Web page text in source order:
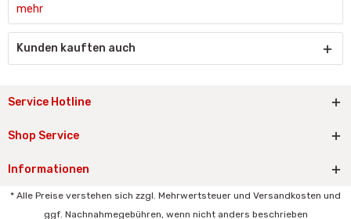
mehr
Kunden kauften auch
Service Hotline
Shop Service
Informationen
* Alle Preise verstehen sich zzgl. Mehrwertsteuer und Versandkosten und
ggf. Nachnahmegebühren, wenn nicht anders beschrieben